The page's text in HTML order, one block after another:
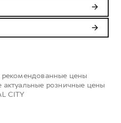
рекомендованные цены
розничные цены
CITY